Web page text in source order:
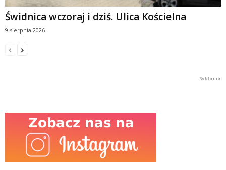
Świdnica wczoraj i dziś. Ulica Kościelna
9 sierpnia 2026